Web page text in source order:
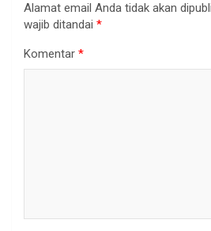
Alamat email Anda tidak akan
wajib ditandai *
Komentar *